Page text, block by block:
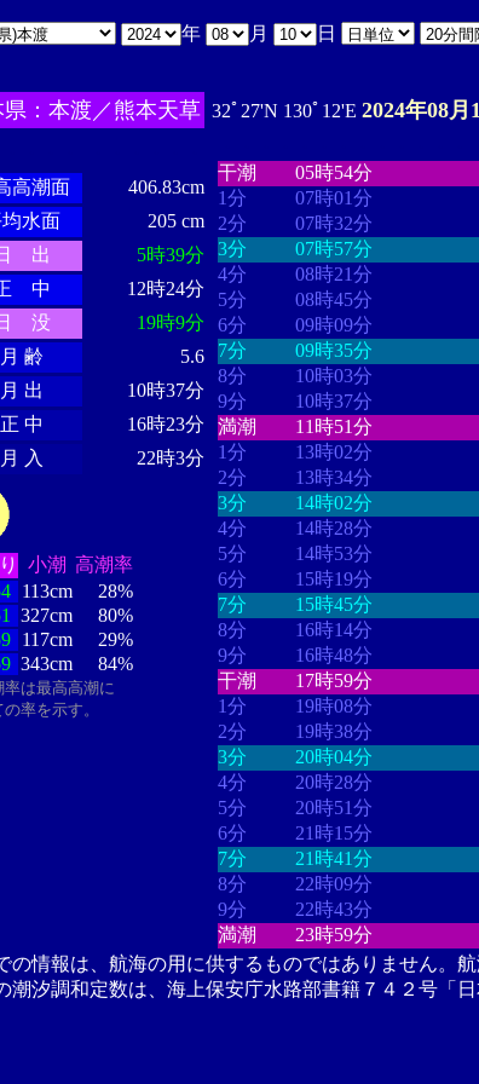
年 月 日
県：本渡／熊本天草 32ﾟ27'N 130ﾟ12'E 2024年08月
高潮面
406.83cm
水面
205 cm
出
5時39分
中
12時24分
没
19時9分
月 齢
5.6
月 出
10時37分
正 中
16時23分
月 入
22時3分
小潮 高潮率
113cm
28%
327cm
80%
117cm
29%
343cm 84%
は最高高潮に
率を示す。
干潮
05時54分
1分
07時01分
2分
07時32分
3分
07時57分
4分
08時21分
5分
08時45分
6分
09時09分
7分
09時35分
8分
10時03分
9分
10時37分
満潮
11時51分
1分
13時02分
2分
13時34分
3分
14時02分
4分
14時28分
5分
14時53分
6分
15時19分
7分
15時45分
8分
16時14分
9分
16時48分
干潮
17時59分
1分
19時08分
2分
19時38分
3分
20時04分
4分
20時28分
5分
20時51分
6分
21時15分
7分
21時41分
8分
22時09分
9分
22時43分
満潮
23時59分
の情報は、航海の用に供するものではありません。
潮汐調和定数は、海上保安庁水路部書籍７４２号「